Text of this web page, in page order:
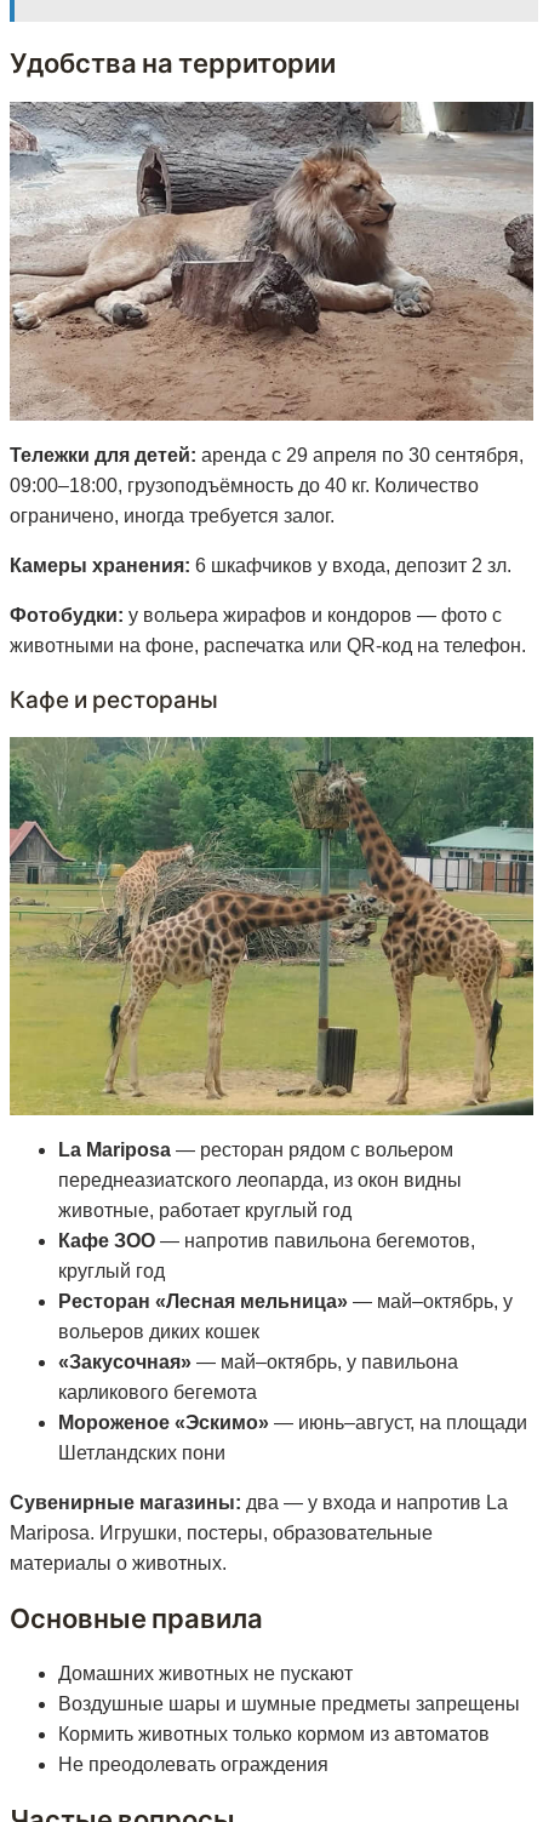
Удобства на территории
Тележки для детей: аренда с 29 апреля по 30 сентября,
09:00–18:00, грузоподъёмность до 40 кг. Количество
ограничено, иногда требуется залог.
Камеры хранения: 6 шкафчиков у входа, депозит 2 зл.
Фотобудки: у вольера жирафов и кондоров — фото с
животными на фоне, распечатка или QR-код на телефон.
Кафе и рестораны
La Mariposa — ресторан рядом с вольером
переднеазиатского леопарда, из окон видны
животные, работает круглый год
Кафе ЗОО — напротив павильона бегемотов,
круглый год
Ресторан «Лесная мельница» — май–октябрь, у
вольеров диких кошек
«Закусочная» — май–октябрь, у павильона
карликового бегемота
Мороженое «Эскимо» — июнь–август, на площади
Шетландских пони
Сувенирные магазины: два — у входа и напротив La
Mariposa. Игрушки, постеры, образовательные
материалы о животных.
Основные правила
Домашних животных не пускают
Воздушные шары и шумные предметы запрещены
Кормить животных только кормом из автоматов
Не преодолевать ограждения